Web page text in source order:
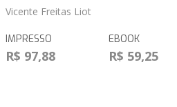
Vicente Freitas Liot
IMPRESSO
R$ 97,88
EBOOK
R$ 59,25